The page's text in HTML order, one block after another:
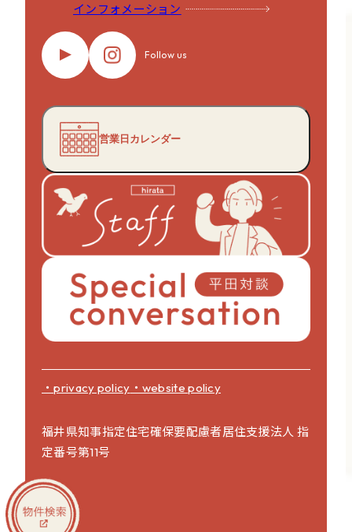
インフォメーション
Follow us
営業日カレンダー
・privacy policy ・website policy
福井県知事指定住宅確保要配慮者居住支援法人 指
定番号第11号